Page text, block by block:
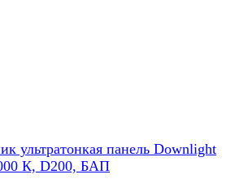
ультратонкая панель Downlight
К, D200, БАП